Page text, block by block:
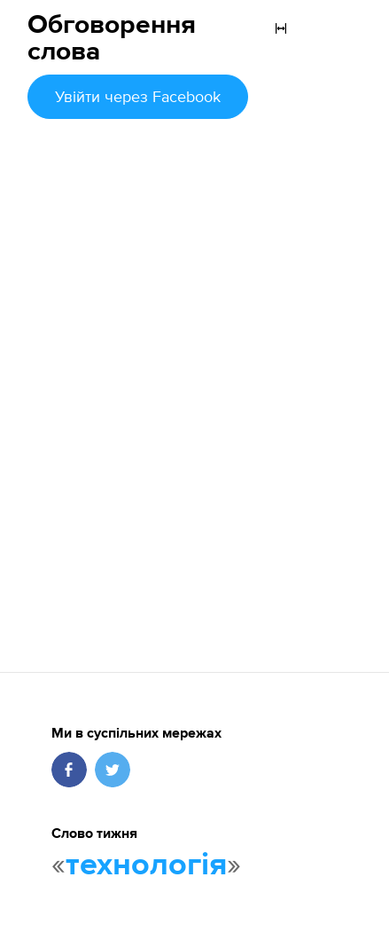
Обговорення
слова
Увійти через Facebook
Ми в суспільних мережах
Слово тижня
«технологія»